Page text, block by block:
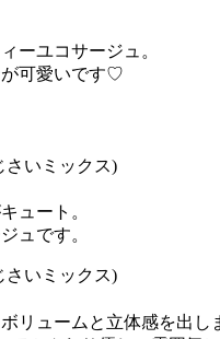
ーユコサージュ。
が可愛いです♡
ュート。
ュです。
リュームと立体感を出し